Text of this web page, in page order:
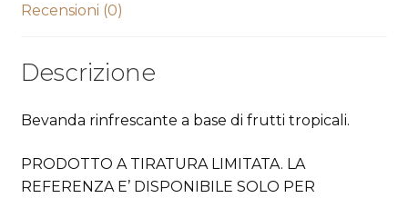
Recensioni (0)
Descrizione
Bevanda rinfrescante a base di frutti tropicali.
PRODOTTO A TIRATURA LIMITATA. LA
REFERENZA E’ DISPONIBILE SOLO PER